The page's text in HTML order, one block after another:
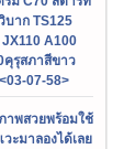
บาก TS125
A100
คุรุสภาสีขาว
07-58>
าพสวยพร้อมใช้
ะมาลองได้เลย